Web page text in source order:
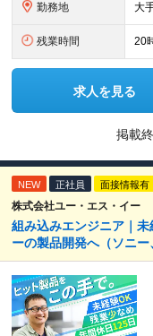
勤務地
残業時間 20
求人を見る
掲載
NEW 正社員 面接情報有
株式会社ユー・エス・イー
組み込みエンジニア｜
ーの製品開発へ（ソニー